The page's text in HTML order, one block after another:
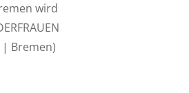
wird
Bremen)